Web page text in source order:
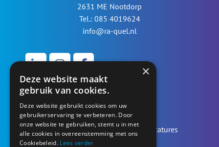
2631 ME Nootdorp
Tel.: 085 4019624
info@ra-quel.nl
Werken bij...
Bekijk overzicht opdrachten en vacatures
×
Deze website maakt
gebruik van cookies.
Deze website gebruikt cookies om uw
gebruikerservaring te verbeteren. Door
onze website te gebruiken, stemt u in met
alle cookies in overeenstemming met ons
Cookiebeleid. Lees verder